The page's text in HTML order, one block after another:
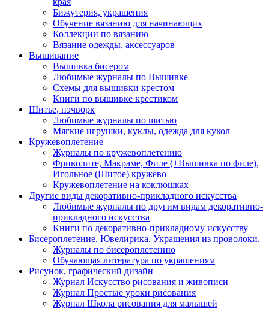
Бижутерия, украшения
Обучение вязанию для начинающих
Коллекции по вязанию
Вязание одежды, аксессуаров
Вышивание
Вышивка бисером
Любимые журналы по Вышивке
Схемы для вышивки крестом
Книги по вышивке крестиком
Шитье, пэчворк
Любимые журналы по шитью
Мягкие игрушки, куклы, одежда для кукол
Кружевоплетение
Журналы по кружевоплетению
Фриволите, Макраме, Филе (+Вышивка по филе),
Игольное (Шитое) кружево
Кружевоплетение на коклюшках
Другие виды декоративно-прикладного искусства
Любимые журналы по другим видам декоративно-
прикладного искусства
Книги по декоративно-прикладному искусству
Бисероплетение. Ювелирика. Украшения из проволоки.
Журналы по бисероплетению
Обучающая литература по украшениям
Рисунок, графический дизайн
Журнал Искусство рисования и живописи
Журнал Простые уроки рисования
Журнал Школа рисования для малышей